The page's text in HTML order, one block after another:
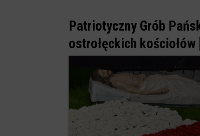
Patriotyczny Grób
ostrołęckich kościołów